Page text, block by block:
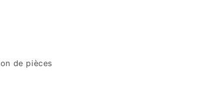
de pièces